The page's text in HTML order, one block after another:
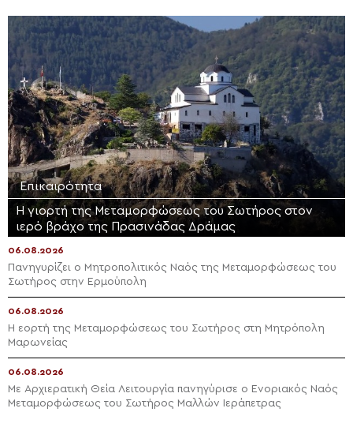
Επικαιρότητα
Η γιορτή της Μεταμορφώσεως του Σωτήρος στον
ιερό βράχο της Πρασινάδας Δράμας
06.08.2026
Πανηγυρίζει ο Μητροπολιτικός Ναός της Μεταμορφώσεως του
Σωτήρος στην Ερμούπολη
06.08.2026
Η εορτή της Μεταμορφώσεως του Σωτήρος στη Μητρόπολη
Μαρωνείας
06.08.2026
Με Αρχιερατική Θεία Λειτουργία πανηγύρισε ο Ενοριακός Ναός
Μεταμορφώσεως του Σωτήρος Μαλλών Ιεράπετρας